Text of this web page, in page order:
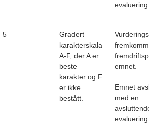
evaluering
5
Gradert
karakterskala
A-F, der A er
beste
karakter og F
er ikke
bestått.
emnet.
Emnet
med en
evaluering